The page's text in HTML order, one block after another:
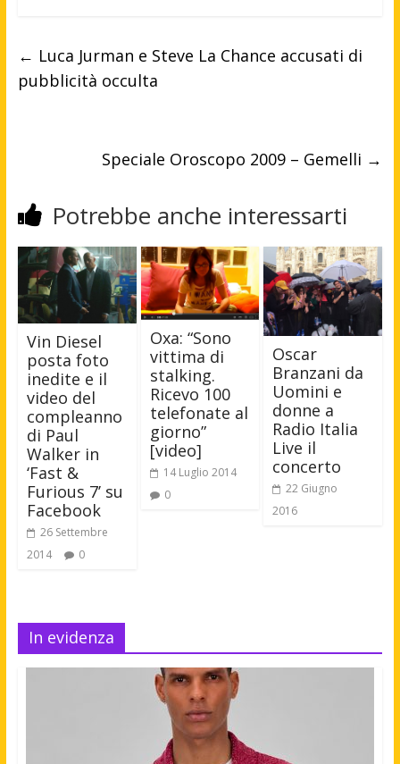
← Luca Jurman e Steve La Chance accusati di
pubblicità occulta
Speciale Oroscopo 2009 – Gemelli →
Potrebbe anche interessarti
Vin Diesel
posta foto
inedite e il
video del
compleanno
di Paul
Walker in
‘Fast &
Furious 7’ su
Facebook
26 Settembre
2014
0
Oxa: “Sono
vittima di
stalking.
Ricevo 100
telefonate al
giorno”
[video]
14 Luglio 2014
0
Oscar
Branzani da
Uomini e
donne a
Radio Italia
Live il
concerto
22 Giugno
2016
In evidenza